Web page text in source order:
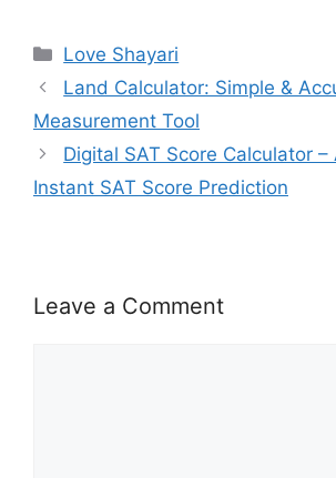
Categories
Love Shayari
Land Calculator: Simple &
Measurement Tool
Digital SAT Score Calculator –
Instant SAT Score Prediction
Leave a Comment